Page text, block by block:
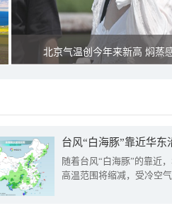
北京气温创今年来新高 焖蒸
台风“白海豚”靠近华
随着台风“白海豚”的靠近
高温范围将缩减，受冷空